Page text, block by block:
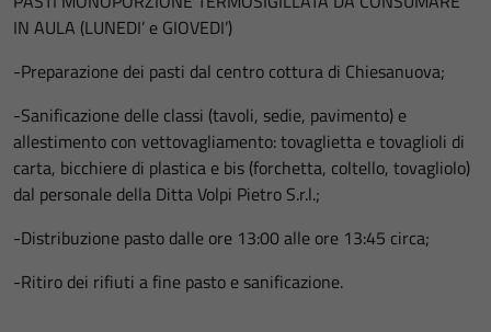
IN AULA (LUNEDI’ e GIOVEDI’)
-Preparazione dei pasti dal centro cottura di Chiesanuova;
-Sanificazione delle classi (tavoli, sedie, pavimento) e
allestimento con vettovagliamento: tovaglietta e tovaglioli di
carta, bicchiere di plastica e bis (forchetta, coltello, tovagliolo)
dal personale della Ditta Volpi Pietro S.r.l.;
-Distribuzione pasto dalle ore 13:00 alle ore 13:45 circa;
-Ritiro dei rifiuti a fine pasto e sanificazione.